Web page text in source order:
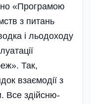
«Програмою
з питань
і льодоходу
Так,
взаємодії з
Все здійсню­